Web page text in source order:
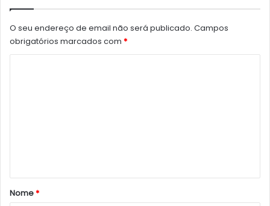
O seu endereço de email não será publicado. Campos
obrigatórios marcados com *
r
Nome*